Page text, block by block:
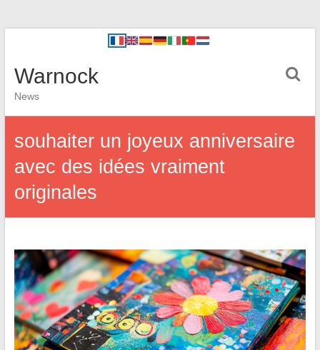
Warnock
News
souhaiter un joyeux anniversaire
avec des idées vraiment
originales